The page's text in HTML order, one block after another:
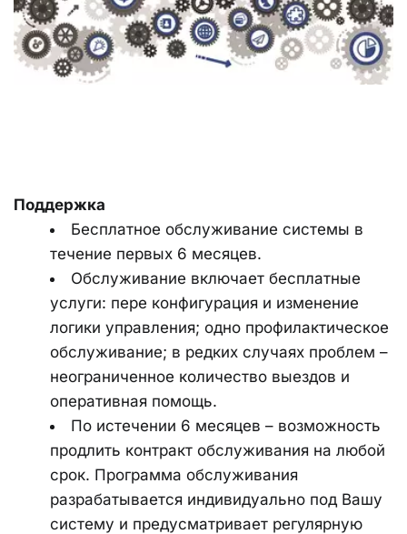
Поддержка
Бесплатное обслуживание системы в
течение первых 6 месяцев.
Обслуживание включает бесплатные
услуги: пере конфигурация и изменение
логики управления; одно профилактическое
обслуживание; в редких случаях проблем –
неограниченное количество выездов и
оперативная помощь.
По истечении 6 месяцев – возможность
продлить контракт обслуживания на любой
срок. Программа обслуживания
разрабатывается индивидуально под Вашу
систему и предусматривает регулярную